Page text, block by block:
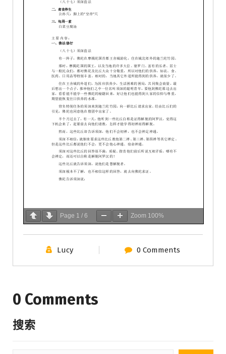
Page 1 / 6 Zoom 100%
Lucy 0 Comments
0 Comments
搜索